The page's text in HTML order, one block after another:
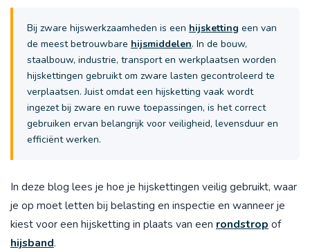
Bij zware hijswerkzaamheden is een hijsketting een van
de meest betrouwbare hijsmiddelen. In de bouw,
staalbouw, industrie, transport en werkplaatsen worden
hijskettingen gebruikt om zware lasten gecontroleerd te
verplaatsen. Juist omdat een hijsketting vaak wordt
ingezet bij zware en ruwe toepassingen, is het correct
gebruiken ervan belangrijk voor veiligheid, levensduur en
efficiënt werken.
In deze blog lees je hoe je hijskettingen veilig gebruikt, waar
je op moet letten bij belasting en inspectie en wanneer je
kiest voor een hijsketting in plaats van een rondstrop of
hijsband.